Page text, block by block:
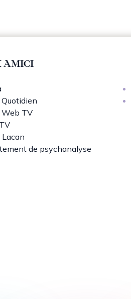
AMICI
Web TV
Lacan
de psychanalyse